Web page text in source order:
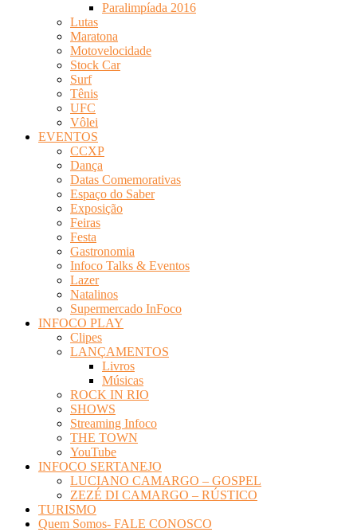
Paralimpíada 2016
Lutas
Maratona
Motovelocidade
Stock Car
Surf
Tênis
UFC
Vôlei
EVENTOS
CCXP
Dança
Datas Comemorativas
Espaço do Saber
Exposição
Feiras
Festa
Gastronomia
Infoco Talks & Eventos
Lazer
Natalinos
Supermercado InFoco
INFOCO PLAY
Clipes
LANÇAMENTOS
Livros
Músicas
ROCK IN RIO
SHOWS
Streaming Infoco
THE TOWN
YouTube
INFOCO SERTANEJO
LUCIANO CAMARGO – GOSPEL
ZEZÉ DI CAMARGO – RÚSTICO
TURISMO
Quem Somos- FALE CONOSCO